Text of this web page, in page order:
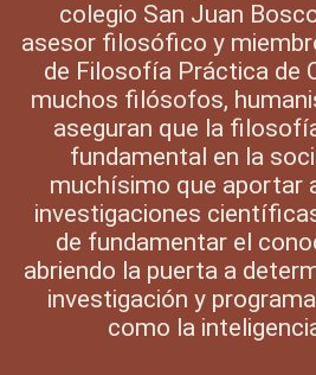
colegio San Juan
asesor filosófico y
de Filosofía Práctica de
muchos filósofos,
aseguran que la
fundamental en la
muchísimo que aportar
investigaciones
de fundamentar el
abriendo la puerta a
investigación y
como la